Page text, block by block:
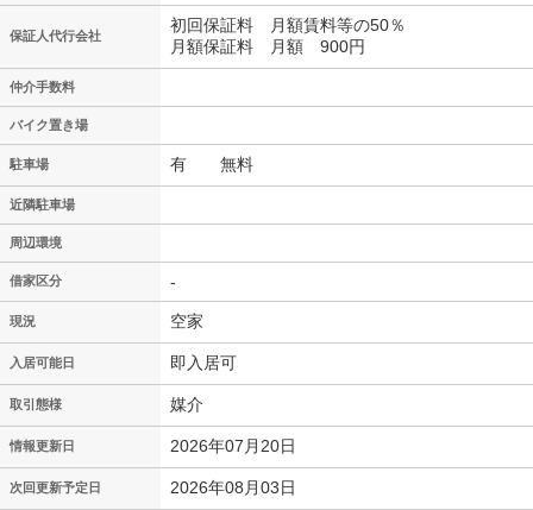
保証人代行会社
初回保証料 月額賃料等の50％
月額保証料 月額 900円
仲介手数料
バイク置き場
駐車場 有 無料
近隣駐車場
周辺環境
借家区分 -
現況 空家
入居可能日 即入居可
取引態様 媒介
情報更新日 2026年07月20日
次回更新予定日 2026年08月03日